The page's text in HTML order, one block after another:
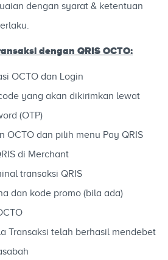
dengan syarat & ketentuan
dengan QRIS OCTO:
OCTO dan Login
yang akan dikirimkan lewat
(OTP)
OCTO dan pilih menu Pay QRIS
di Merchant
transaksi QRIS
dan kode promo (bila ada)
Transaksi telah berhasil mendebet